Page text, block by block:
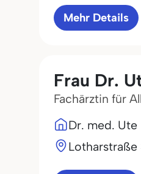
Mehr Details
Frau Dr.
Fachärztin für
Dr. med. Ute
Lotharstraße